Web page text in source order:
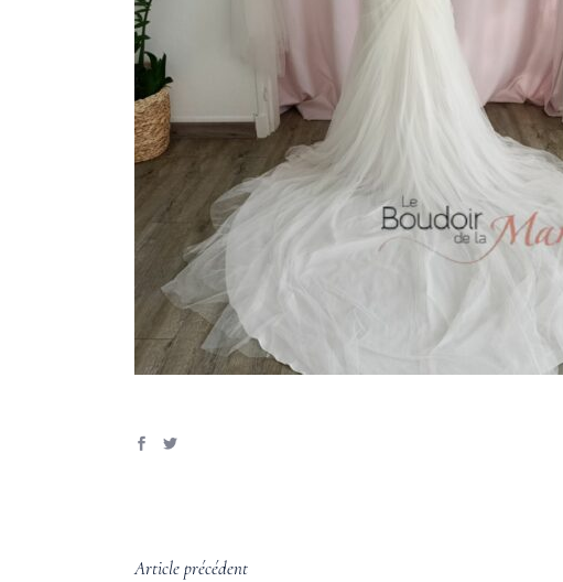
Article précédent